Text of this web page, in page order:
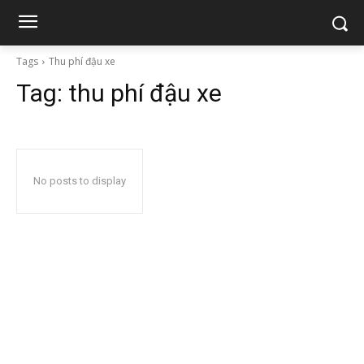
Tags Thu phí đậu xe
Tag: thu phí đậu xe
No posts to display